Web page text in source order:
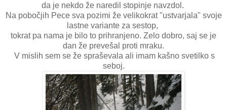
da je nekdo že naredil stopinje navzdol.
Na pobočjih Pece sva pozimi že velikokrat "ustvarjala" svoje
lastne variante za sestop,
tokrat pa nama je bilo to prihranjeno. Zelo dobro, saj se je
dan že prevešal proti mraku.
V mislih sem se že spraševala ali imam kašno svetilko s
seboj.